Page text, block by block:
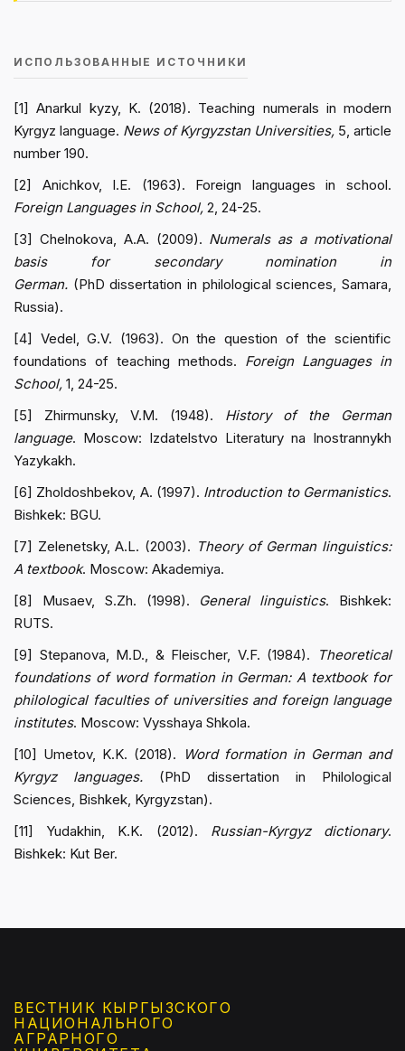
ИСПОЛЬЗОВАННЫЕ ИСТОЧНИКИ
[1] Anarkul kyzy, K. (2018). Teaching numerals in modern
Kyrgyz language. News of Kyrgyzstan Universities, 5, article
number 190.
[2] Anichkov, I.E. (1963). Foreign languages in school.
Foreign Languages in School, 2, 24-25.
[3] Chelnokova, A.A. (2009). Numerals as a motivational
basis for secondary nomination in
German. (PhD dissertation in philological sciences, Samara,
Russia).
[4] Vedel, G.V. (1963). On the question of the scientific
foundations of teaching methods. Foreign Languages in
School, 1, 24-25.
[5] Zhirmunsky, V.M. (1948). History of the German
language. Moscow: Izdatelstvo Literatury na Inostrannykh
Yazykakh.
[6] Zholdoshbekov, A. (1997). Introduction to Germanistics.
Bishkek: BGU.
[7] Zelenetsky, A.L. (2003). Theory of German linguistics:
A textbook. Moscow: Akademiya.
[8] Musaev, S.Zh. (1998). General linguistics. Bishkek:
RUTS.
[9] Stepanova, M.D., & Fleischer, V.F. (1984).
Theoretical
foundations of word formation in German: A textbook for
philological faculties of universities and foreign language
institutes. Moscow: Vysshaya Shkola.
[10] Umetov, K.K. (2018).
Word formation in German and
Kyrgyz languages. (PhD dissertation in Philological
Sciences, Bishkek, Kyrgyzstan).
[11] Yudakhin, K.K. (2012). Russian-Kyrgyz dictionary.
Bishkek: Kut Ber.
ВЕСТНИК КЫРГЫЗCКОГО
НАЦИОНАЛЬНОГО
АГРАРНОГО